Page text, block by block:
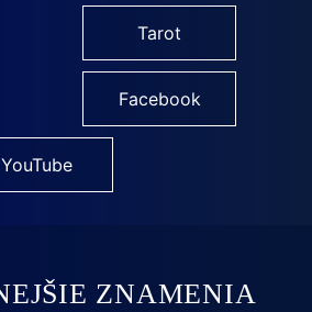
Tarot
Facebook
YouTube
ZNAMENIA